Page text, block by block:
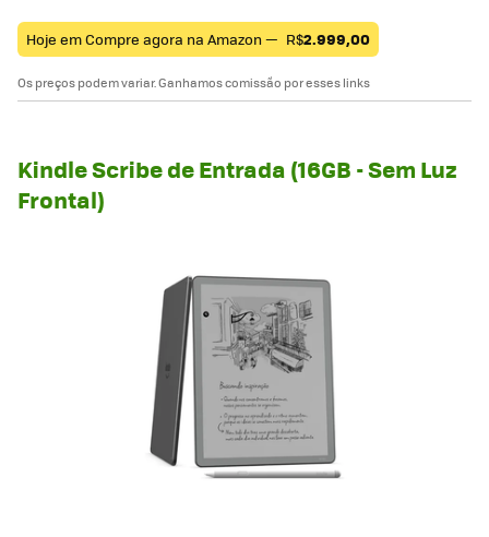
Hoje em Compre agora na Amazon — R$2.999,00
Os preços podem variar. Ganhamos comissão por esses links
Kindle Scribe de Entrada (16GB - Sem Luz
Frontal)